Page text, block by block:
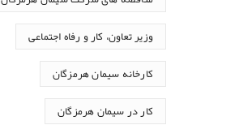
وزیر تعاون، کار و رفاه اجتماعی
کارخانه سیمان هرمزگان
کار در سیمان هرمزگان